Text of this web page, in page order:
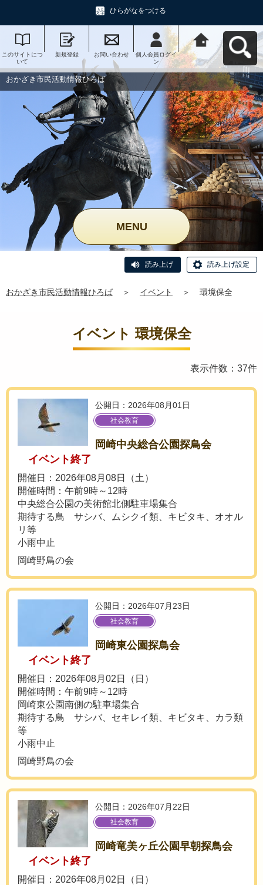
ひらがなをつける
このサイトにつ
いて
新規登録 お問い合わせ
個人会員ログイ
ン
おかざき市民活
動情報ひろばへ
戻る
おかざき市民活動情報ひろば
MENU
読み上げ 読み上げ設定
おかざき市民活動情報ひろば ＞ イベント ＞ 環境保全
イベント 環境保全
表示件数：37件
公開日：2026年08月01日
社会教育
岡崎中央総合公園探鳥会
イベント終了
開催日：2026年08月08日（土）
開催時間：午前9時～12時
中央総合公園の美術館北側駐車場集合
期待する鳥 サシバ、ムシクイ類、キビタキ、オオル
リ等
小雨中止
岡崎野鳥の会
公開日：2026年07月23日
社会教育
岡崎東公園探鳥会
イベント終了
開催日：2026年08月02日（日）
開催時間：午前9時～12時
岡崎東公園南側の駐車場集合
期待する鳥 サシバ、セキレイ類、キビタキ、カラ類
等
小雨中止
岡崎野鳥の会
公開日：2026年07月22日
社会教育
岡崎竜美ヶ丘公園早朝探鳥会
イベント終了
開催日：2026年08月02日（日）